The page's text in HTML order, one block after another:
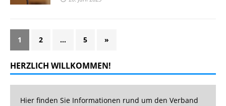
1 2 … 5 »
HERZLICH WILLKOMMEN!
Hier finden Sie Informationen rund um den Verband